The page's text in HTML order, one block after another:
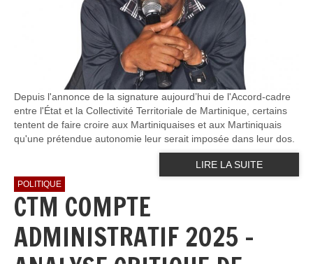
Depuis l'annonce de la signature aujourd’hui de l'Accord-cadre
entre l'État et la Collectivité Territoriale de Martinique, certains
tentent de faire croire aux Martiniquaises et aux Martiniquais
qu'une prétendue autonomie leur serait imposée dans leur dos.
LIRE LA SUITE
POLITIQUE
CTM COMPTE
ADMINISTRATIF 2025 -